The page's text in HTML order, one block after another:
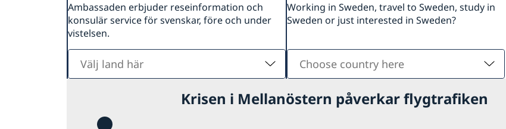
Ambassaden erbjuder reseinformation och
konsulär service för svenskar, före och under
vistelsen.
land
Working in Sweden, travel to Sweden, study in
Sweden or just interested in Sweden?
Choose
country
Krisen i Mellanöstern påverkar flygtrafiken